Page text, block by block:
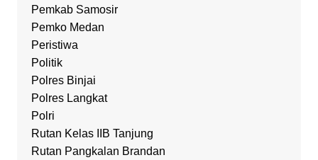
Pemkab Samosir
Pemko Medan
Peristiwa
Politik
Polres Binjai
Polres Langkat
Polri
Rutan Kelas IIB Tanjung
Rutan Pangkalan Brandan